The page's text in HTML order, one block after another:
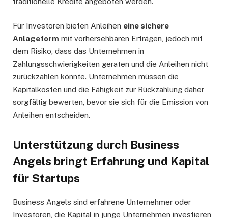
Für Investoren bieten Anleihen eine sichere
Anlageform mit vorhersehbaren Erträgen, jedoch mit
dem Risiko, dass das Unternehmen in
Zahlungsschwierigkeiten geraten und die Anleihen nicht
zurückzahlen könnte. Unternehmen müssen die
Kapitalkosten und die Fähigkeit zur Rückzahlung daher
sorgfältig bewerten, bevor sie sich für die Emission von
Anleihen entscheiden.
Unterstützung durch Business
Angels bringt Erfahrung und Kapital
für Startups
Business Angels sind erfahrene Unternehmer oder
Investoren, die Kapital in junge Unternehmen investieren